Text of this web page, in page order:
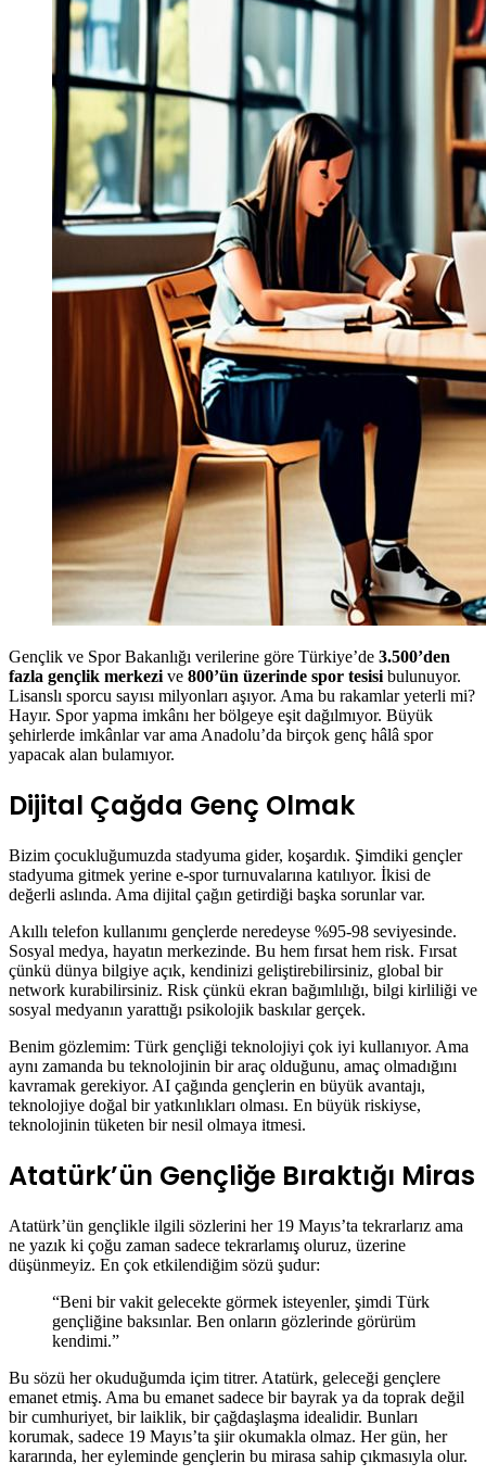
Gençlik ve Spor Bakanlığı verilerine göre Türkiye’de 3.500’den
fazla gençlik merkezive 800’ün üzerinde spor tesisibulunuyor.
Lisanslı sporcu sayısı milyonları aşıyor. Ama bu rakamlar yeterli mi?
Hayır. Spor yapma imkânı her bölgeye eşit dağılmıyor. Büyük
şehirlerde imkânlar var ama Anadolu’da birçok genç hâlâ spor
yapacak alan bulamıyor.
Dijital Çağda Genç Olmak
Bizim çocukluğumuzda stadyuma gider, koşardık. Şimdiki gençler
stadyuma gitmek yerine e-spor turnuvalarına katılıyor. İkisi de
değerli aslında. Ama dijital çağın getirdiği başka sorunlar var.
Akıllı telefon kullanımı gençlerde neredeyse %95-98 seviyesinde.
Sosyal medya, hayatın merkezinde. Bu hem fırsat hem risk. Fırsat
çünkü dünya bilgiye açık, kendinizi geliştirebilirsiniz, global bir
network kurabilirsiniz. Risk çünkü ekran bağımlılığı, bilgi kirliliği ve
sosyal medyanın yarattığı psikolojik baskılar gerçek.
Benim gözlemim: Türk gençliği teknolojiyi çok iyi kullanıyor. Ama
aynı zamanda bu teknolojinin bir araç olduğunu, amaç olmadığını
kavramak gerekiyor. AI çağında gençlerin en büyük avantajı,
teknolojiye doğal bir yatkınlıkları olması. En büyük riskiyse,
teknolojinin tüketen bir nesil olmaya itmesi.
Atatürk’ün Gençliğe Bıraktığı Miras
Atatürk’ün gençlikle ilgili sözlerini her 19 Mayıs’ta tekrarlarız ama
ne yazık ki çoğu zaman sadece tekrarlamış oluruz, üzerine
düşünmeyiz. En çok etkilendiğim sözü şudur:
“Beni bir vakit gelecekte görmek isteyenler, şimdi Türk
gençliğine baksınlar. Ben onların gözlerinde görürüm
kendimi.”
Bu sözü her okuduğumda içim titrer. Atatürk, geleceği gençlere
emanet etmiş. Ama bu emanet sadece bir bayrak ya da toprak değil
bir cumhuriyet, bir laiklik, bir çağdaşlaşma idealidir. Bunları
korumak, sadece 19 Mayıs’ta şiir okumakla olmaz. Her gün, her
kararında, her eyleminde gençlerin bu mirasa sahip çıkmasıyla olur.